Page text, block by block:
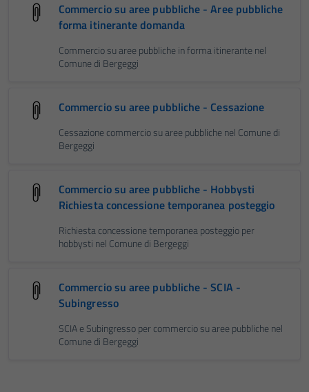
Commercio su aree pubbliche - Aree pubbliche
forma itinerante domanda
Commercio su aree pubbliche in forma itinerante nel
Comune di Bergeggi
Commercio su aree pubbliche - Cessazione
Cessazione commercio su aree pubbliche nel Comune di
Bergeggi
Commercio su aree pubbliche - Hobbysti
Richiesta concessione temporanea posteggio
Richiesta concessione temporanea posteggio per
hobbysti nel Comune di Bergeggi
Commercio su aree pubbliche - SCIA -
Subingresso
SCIA e Subingresso per commercio su aree pubbliche nel
Comune di Bergeggi